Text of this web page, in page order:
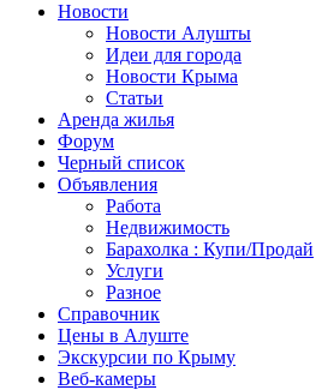
Новости
Новости Алушты
Идеи для города
Новости Крыма
Статьи
Аренда жилья
Форум
Черный список
Объявления
Работа
Недвижимость
Барахолка : Купи/Продай
Услуги
Разное
Справочник
Цены в Алуште
Экскурсии по Крыму
Веб-камеры